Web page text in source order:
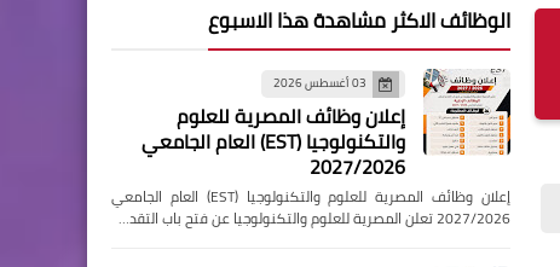
الوظائف الاكثر مشاهدة هذا الاسبوع
03 أغسطس 2026
إعلان وظائف المصرية للعلوم
والتكنولوجيا (EST) العام الجامعي
2027/2026
إعلان وظائف المصرية للعلوم والتكنولوجيا (EST) العام الجامعي
2027/2026 تعلن المصرية للعلوم والتكنولوجيا عن فتح باب التقد…